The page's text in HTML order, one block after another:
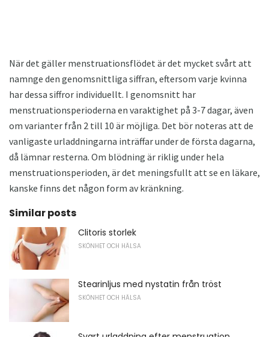
När det gäller menstruationsflödet är det mycket svårt att
namnge den genomsnittliga siffran, eftersom varje kvinna
har dessa siffror individuellt. I genomsnitt har
menstruationsperioderna en varaktighet på 3-7 dagar, även
om varianter från 2 till 10 är möjliga. Det bör noteras att de
vanligaste urladdningarna inträffar under de första dagarna,
då lämnar resterna. Om blödning är riklig under hela
menstruationsperioden, är det meningsfullt att se en läkare,
kanske finns det någon form av kränkning.
Similar posts
Clitoris storlek
SKÖNHET OCH HÄLSA
Stearinljus med nystatin från tröst
SKÖNHET OCH HÄLSA